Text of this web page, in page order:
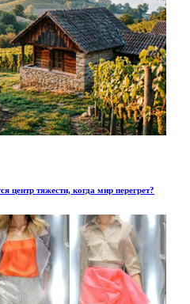
центр тяжести, когда мир перегрет?